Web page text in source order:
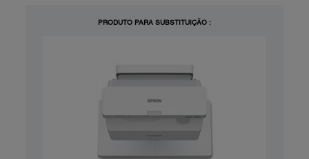
PRODUTO PARA SUBSTITUIÇÃO :